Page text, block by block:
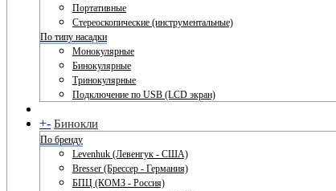
Портативные
Стереоскопические (инструментальные)
По типу насадки
Монокулярные
Бинокулярные
Тринокулярные
Подключение по USB (LCD экран)
+- Бинокли
По бренду
Levenhuk (Левенгук - США)
Bresser (Брессер - Германия)
БПЦ (КОМЗ - Россия)